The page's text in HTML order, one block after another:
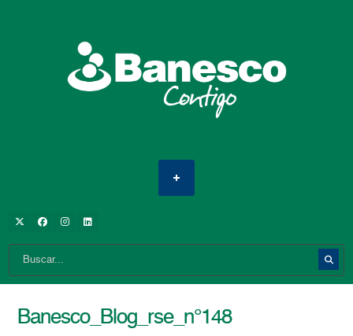
Banesco_Blog_rse_n°148